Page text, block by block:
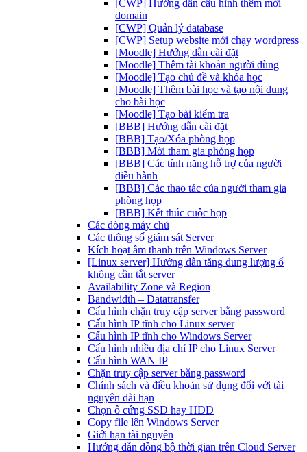
[CWP] Hướng dẫn cấu hình thêm mới
domain
[CWP] Quản lý database
[CWP] Setup website mới chạy wordpress
[Moodle] Hướng dẫn cài đặt
[Moodle] Thêm tài khoản người dùng
[Moodle] Tạo chủ đề và khóa học
[Moodle] Thêm bài học và tạo nội dung
cho bài học
[Moodle] Tạo bài kiểm tra
[BBB] Hướng dẫn cài đặt
[BBB] Tạo/Xóa phòng họp
[BBB] Mời tham gia phòng họp
[BBB] Các tính năng hỗ trợ của người
điều hành
[BBB] Các thao tác của người tham gia
phòng họp
[BBB] Kết thúc cuộc họp
Các dòng máy chủ
Các thông số giám sát Server
Kích hoạt âm thanh trên Windows Server
[Linux server] Hướng dẫn tăng dung lượng ổ
không cần tắt server
Availability Zone và Region
Bandwidth – Datatransfer
Cấu hình chặn truy cập server bằng password
Cấu hình IP tĩnh cho Linux server
Cấu hình IP tĩnh cho Windows Server
Cấu hình nhiều địa chỉ IP cho Linux Server
Cấu hình WAN IP
Chặn truy cập server bằng password
Chính sách và điều khoản sử dụng đối với tài
nguyên dài hạn
Chọn ổ cứng SSD hay HDD
Copy file lên Windows Server
Giới hạn tài nguyên
Hướng dẫn đồng bộ thời gian trên Cloud Server